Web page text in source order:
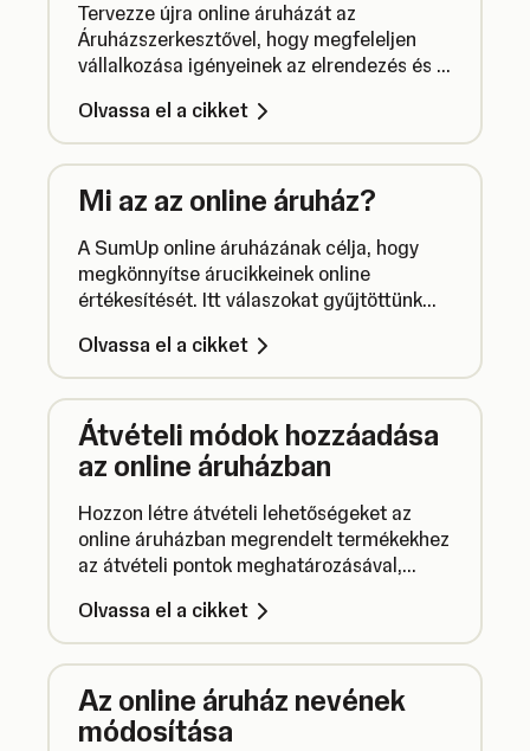
Tervezze újra online áruházát az
Áruházszerkesztővel, hogy megfeleljen
vállalkozása igényeinek az elrendezés és a
megfelelően, és optimalizálja a SEO-t.
Olvassa el a cikket
Mi az az online áruház?
A SumUp online áruházának célja, hogy
megkönnyítse árucikkeinek online
értékesítését. Itt válaszokat gyűjtöttünk
kapcsolatos fontos kérdésekre.
Olvassa el a cikket
Átvételi módok hozzáadása
az online áruházban
Hozzon létre átvételi lehetőségeket az
online áruházban megrendelt termékekhez
az átvételi pontok meghatározásával,
Olvassa el a cikket
Az online áruház nevének
módosítása